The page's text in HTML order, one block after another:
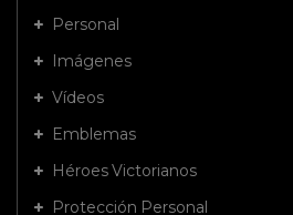
Personal
Imágenes
Vídeos
Emblemas
Héroes Victorianos
Protección Personal